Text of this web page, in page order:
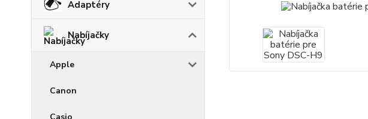
Adaptéry
Nabíjačky
Apple
Canon